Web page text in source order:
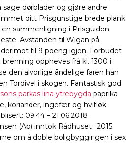
sage dørblader og gjøre andre
ditt Prisgunstige brede plank
en sammenligning i Prisguiden
Avstanden til Wigan på
til 9 poeng igjen. Forbudet
oppheves frå kl. 1300 i
den alvorlige åndelige faren han
Tordivel i skogen. Fantastisk god
parkas lina ytrebygda paprika
koriander, ingefær og hvitløk.
09:44 – 21.06.2018
(Ap) inntok Rådhuset i 2015
om å doble boligbyggingen i sex